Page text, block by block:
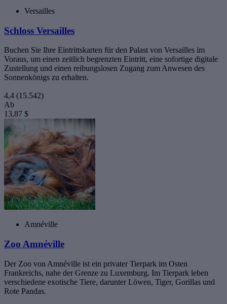
Versailles
Schloss Versailles
Buchen Sie Ihre Eintrittskarten für den Palast von Versailles im
Voraus, um einen zeitlich begrenzten Eintritt, eine sofortige digitale
Zustellung und einen reibungslosen Zugang zum Anwesen des
Sonnenkönigs zu erhalten.
4,4 (15.542)
Ab
13,87 $
Amnéville
Zoo Amnéville
Der Zoo von Amnéville ist ein privater Tierpark im Osten
Frankreichs, nahe der Grenze zu Luxemburg. Im Tierpark leben
verschiedene exotische Tiere, darunter Löwen, Tiger, Gorillas und
Rote Pandas.